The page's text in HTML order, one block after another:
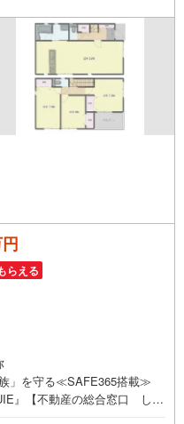
らえる
」を守る≪SAFE365搭載≫
』【不動産の総合窓口 しろ